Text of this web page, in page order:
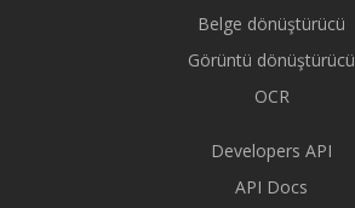
Belge dönüştürücü
Görüntü dönüştürücü
OCR
Developers API
API Docs